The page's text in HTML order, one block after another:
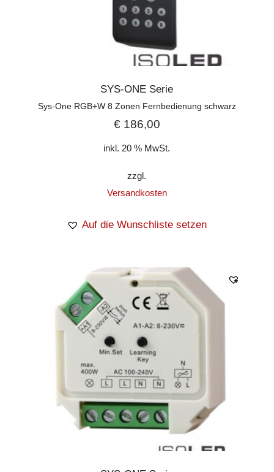
SYS-ONE Serie
Sys-One RGB+W 8 Zonen Fernbedienung schwarz
€186,00
inkl. 20 % MwSt.
zzgl.
Versandkosten
Auf die Wunschliste setzen